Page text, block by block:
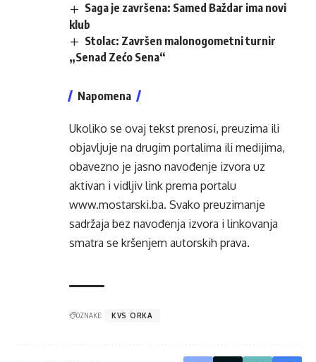
Saga je završena: Samed Baždar ima novi
klub
Stolac: Završen malonogometni turnir
„Senad Zećo Sena“
Napomena
Ukoliko se ovaj tekst prenosi, preuzima ili
objavljuje na drugim portalima ili medijima,
obavezno je jasno navođenje izvora uz
aktivan i vidljiv link prema portalu
www.mostarski.ba. Svako preuzimanje
sadržaja bez navođenja izvora i linkovanja
smatra se kršenjem autorskih prava.
OZNAKE: KVS ORKA